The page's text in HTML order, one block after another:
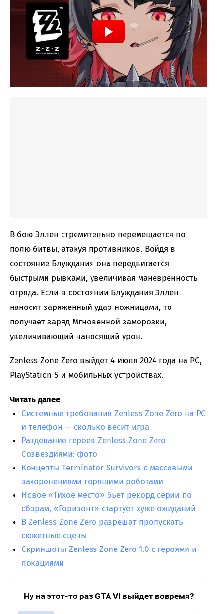
В бою Эллен стремительно перемещается по
полю битвы, атакуя противников. Войдя в
состояние Блуждания она передвигается
быстрыми рывками, увеличивая маневренность
отряда. Если в состоянии Блуждания Эллен
наносит заряженный удар ножницами, то
получает заряд Мгновенной заморозки,
увеличивающий наносящий урон.
Zenless Zone Zero выйдет 4 июля 2024 года на PC,
PlayStation 5 и мобильных устройствах.
Читать далее
Системные требования Zenless Zone Zero на PC
и телефон — сколько весит игра
Раздевание героев Zenless Zone Zero
Созвездиями: фото
Концепты Terminator Survivors с массовыми
захоронениями горящими роботами
Новое «Тихое место» бьет рекорд серии по
сборам, «Горизонт» стартует хуже ожиданий
В Zenless Zone Zero разрешат пропускать
сюжетные сцены
Скриншоты Zenless Zone Zero 1.0 с героями и
локациями
Ну на этот-то раз GTA VI выйдет вовремя?